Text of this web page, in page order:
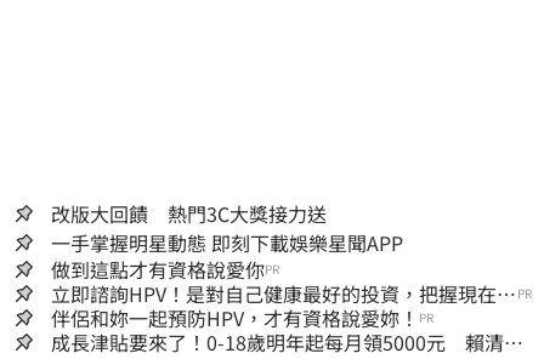
改版大回饋 熱門3C大獎接力送
一手掌握明星動態 即刻下載娛樂星聞APP
做到這點才有資格說愛你PR
立即諮詢HPV！是對自己健康最好的投資，把握現在不
嫌晚！
PR
伴侶和妳一起預防HPV，才有資格說愛妳！ PR
成長津貼要來了！0-18歲明年起每月領5000元 賴清